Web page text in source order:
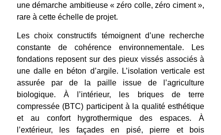
une démarche ambitieuse « zéro colle, zéro ciment »,
rare à cette échelle de projet.
Les choix constructifs témoignent d’une recherche
constante de cohérence environnementale. Les
fondations reposent sur des pieux vissés associés à
une dalle en béton d’argile. L’isolation verticale est
assurée par de la paille issue de l’agriculture
biologique. À l’intérieur, les briques de terre
compressée (BTC) participent à la qualité esthétique
et au confort hygrothermique des espaces. À
l’extérieur, les façades en pisé, pierre et bois